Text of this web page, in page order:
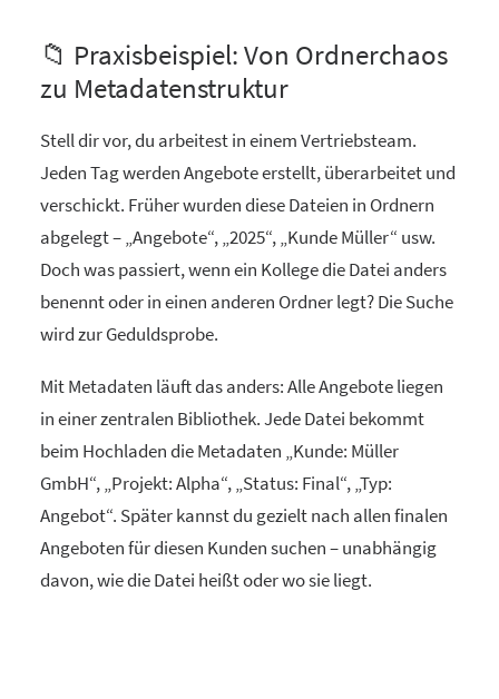
📁 Praxisbeispiel: Von Ordnerchaos
zu Metadatenstruktur
Stell dir vor, du arbeitest in einem Vertriebsteam.
Jeden Tag werden Angebote erstellt, überarbeitet und
verschickt. Früher wurden diese Dateien in Ordnern
abgelegt – „Angebote“, „2025“, „Kunde Müller“ usw.
Doch was passiert, wenn ein Kollege die Datei anders
benennt oder in einen anderen Ordner legt? Die Suche
wird zur Geduldsprobe.
Mit Metadaten läuft das anders: Alle Angebote liegen
in einer zentralen Bibliothek. Jede Datei bekommt
beim Hochladen die Metadaten „Kunde: Müller
GmbH“, „Projekt: Alpha“, „Status: Final“, „Typ:
Angebot“. Später kannst du gezielt nach allen finalen
Angeboten für diesen Kunden suchen – unabhängig
davon, wie die Datei heißt oder wo sie liegt.